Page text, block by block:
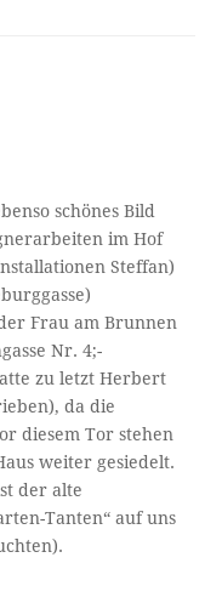
schönes Bild
im Hof
Steffan)
Frau am Brunnen
Nr. 4;-
zu letzt Herbert
da die
diesem Tor stehen
weiter gesiedelt.
der alte
Tanten“ auf uns